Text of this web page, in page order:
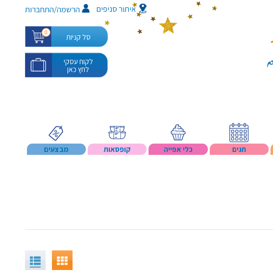
איתור סניפים הרשמה/התחברות
סל קניות 0
לקוח עסקי
לחץ כאן
חגים כלי אפייה קופסאות מבצעים